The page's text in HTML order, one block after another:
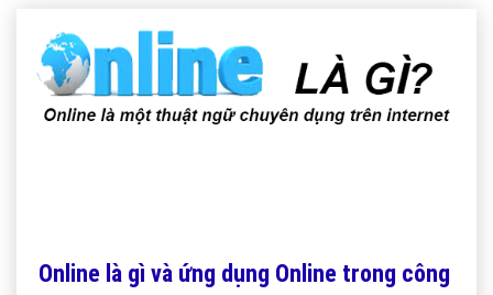
Online là gì và ứng dụng Online trong công